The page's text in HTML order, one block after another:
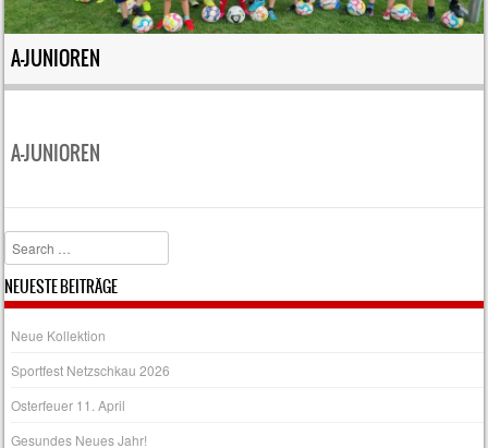
A-JUNIOREN
A-JUNIOREN
Search
NEUESTE BEITRÄGE
Neue Kollektion
Sportfest Netzschkau 2026
Osterfeuer 11. April
Gesundes Neues Jahr!